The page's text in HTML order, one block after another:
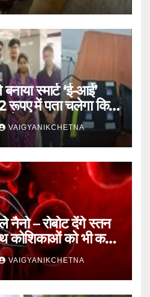
‘ई-आई’
रूपए में पता चलेगा कि
है।
VAIGYANIKCHETNA
– रोबोट देंगे स्तन
कोशिकाओं को भी कम
VAIGYANIKCHETNA